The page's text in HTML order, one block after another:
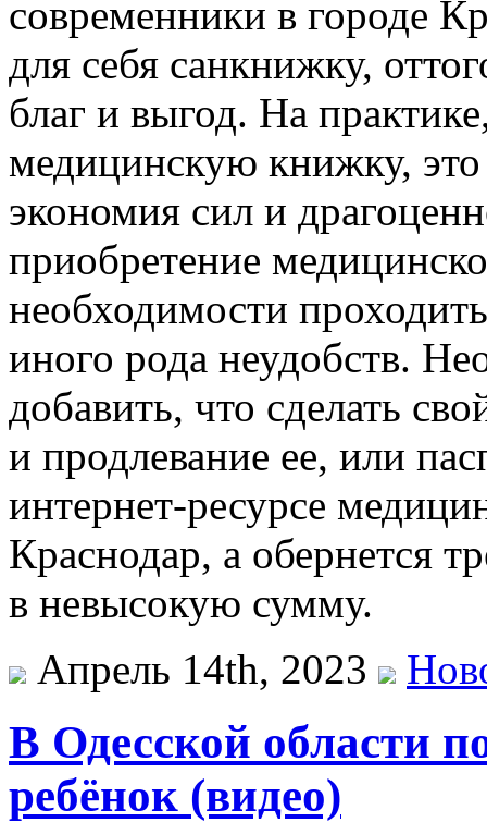
современники в городе
для себя санкнижку,
благ и выгод. На
медицинскую книжку, это
экономия сил и
приобретение
необходимости
иного рода неудобств.
добавить, что сделать
и продлевание ее, или
интернет-ресурсе
Краснодар, а обернется
в невысокую сумму.
Апрель 14th, 2023
В Одесской области
ребёнок (видео)